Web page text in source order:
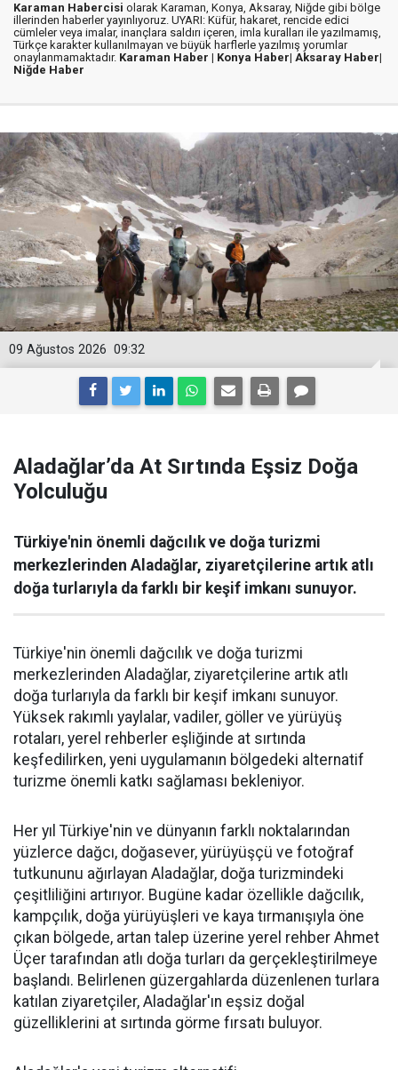
Karaman Habercisi olarak Karaman, Konya, Aksaray, Niğde gibi bölge
illerinden haberler yayınlıyoruz. UYARI: Küfür, hakaret, rencide edici
cümleler veya imalar, inançlara saldırı içeren, imla kuralları ile yazılmamış,
Türkçe karakter kullanılmayan ve büyük harflerle yazılmış yorumlar
onaylanmamaktadır. Karaman Haber | Konya Haber| Aksaray Haber|
Niğde Haber
09:32
09 Ağustos 2026
Aladağlar’da At Sırtında Eşsiz Doğa
Yolculuğu
Türkiye'nin önemli dağcılık ve doğa turizmi
merkezlerinden Aladağlar, ziyaretçilerine artık atlı
doğa turlarıyla da farklı bir keşif imkanı sunuyor.
Türkiye'nin önemli dağcılık ve doğa turizmi
merkezlerinden Aladağlar, ziyaretçilerine artık atlı
doğa turlarıyla da farklı bir keşif imkanı sunuyor.
Yüksek rakımlı yaylalar, vadiler, göller ve yürüyüş
rotaları, yerel rehberler eşliğinde at sırtında
keşfedilirken, yeni uygulamanın bölgedeki alternatif
turizme önemli katkı sağlaması bekleniyor.
Her yıl Türkiye'nin ve dünyanın farklı noktalarından
yüzlerce dağcı, doğasever, yürüyüşçü ve fotoğraf
tutkununu ağırlayan Aladağlar, doğa turizmindeki
çeşitliliğini artırıyor. Bugüne kadar özellikle dağcılık,
kampçılık, doğa yürüyüşleri ve kaya tırmanışıyla öne
çıkan bölgede, artan talep üzerine yerel rehber Ahmet
Üçer tarafından atlı doğa turları da gerçekleştirilmeye
başlandı. Belirlenen güzergahlarda düzenlenen turlara
katılan ziyaretçiler, Aladağlar'ın eşsiz doğal
güzelliklerini at sırtında görme fırsatı buluyor.